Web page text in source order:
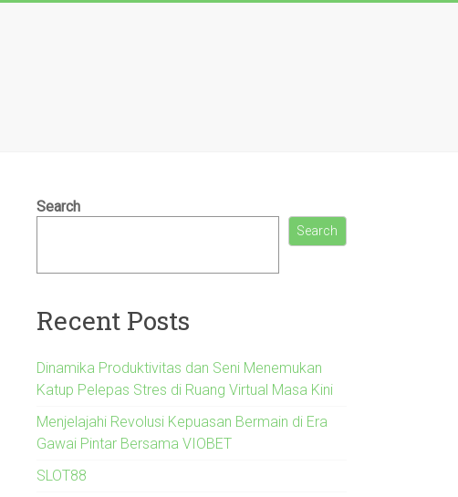
Search
Search
Recent Posts
Dinamika Produktivitas dan Seni Menemukan
Katup Pelepas Stres di Ruang Virtual Masa Kini
Menjelajahi Revolusi Kepuasan Bermain di Era
Gawai Pintar Bersama VIOBET
SLOT88